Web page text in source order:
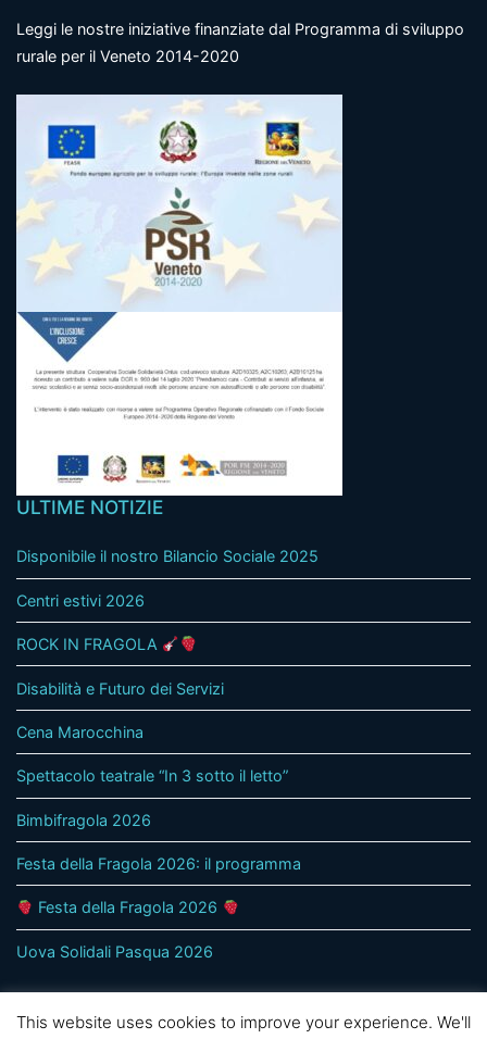
Leggi le nostre iniziative finanziate dal Programma di sviluppo
rurale per il Veneto 2014-2020
ULTIME NOTIZIE
Disponibile il nostro Bilancio Sociale 2025
Centri estivi 2026
ROCK IN FRAGOLA
Disabilità e Futuro dei Servizi
Cena Marocchina
Spettacolo teatrale “In 3 sotto il letto”
Bimbifragola 2026
Festa della Fragola 2026: il programma
Festa della Fragola 2026
Uova Solidali Pasqua 2026
This website uses cookies to improve your experience. We'll